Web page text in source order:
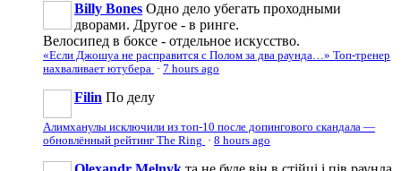
Billy Bones Одно дело убегать проходными
дворами. Другое - в ринге.
Велосипед в боксе - отдельное искусство.
«Если Джошуа не расправится с Полом за два раунда…» Топ-тренер
нахваливает ютубера · 7 hours ago
Filin По делу
Алимханулы исключили из топ-10 после допингового скандала —
обновлённый рейтинг The Ring · 8 hours ago